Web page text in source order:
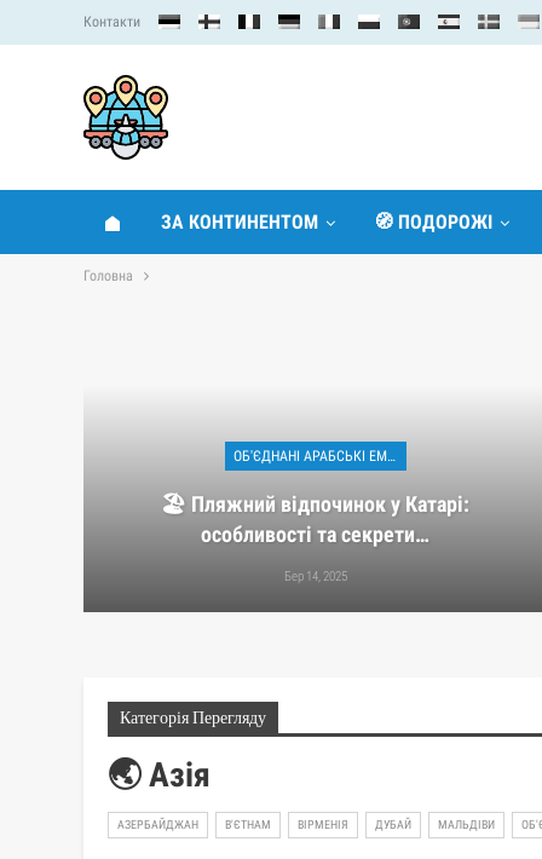
Контакти
ЗА КОНТИНЕНТОМ 🧭 ПОДОРОЖІ
Головна
ОБ'ЄДНАНІ АРАБСЬКІ ЕМІРАТИ
🏖️ Пляжний відпочинок у Катарі:
особливості та секрети…
Бер 14, 2025
Категорія Перегляду
🌏 Азія
АЗЕРБАЙДЖАН В'ЄТНАМ ВІРМЕНІЯ ДУБАЙ МАЛЬДІВИ